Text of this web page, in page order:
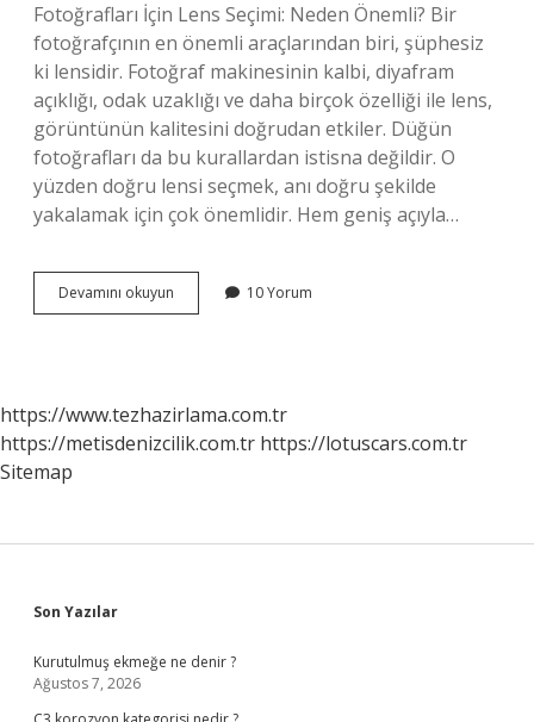
Fotoğrafları İçin Lens Seçimi: Neden Önemli? Bir
fotoğrafçının en önemli araçlarından biri, şüphesiz
ki lensidir. Fotoğraf makinesinin kalbi, diyafram
açıklığı, odak uzaklığı ve daha birçok özelliği ile lens,
görüntünün kalitesini doğrudan etkiler. Düğün
fotoğrafları da bu kurallardan istisna değildir. O
yüzden doğru lensi seçmek, anı doğru şekilde
yakalamak için çok önemlidir. Hem geniş açıyla…
Devamını okuyun
fotoğrafları
?
10 Yorum
https://www.tezhazirlama.com.tr
https://metisdenizcilik.com.tr https://lotuscars.com.tr
Sitemap
Sidebar
Son Yazılar
Kurutulmuş ekmeğe ne denir ?
Ağustos 7, 2026